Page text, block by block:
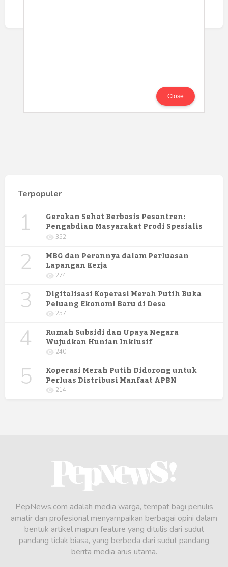
Terpopuler
1 Gerakan Sehat Berbasis Pesantren:
Pengabdian Masyarakat Prodi Spesialis
Keperawatan Medikal Bedah UNIMUS di
Semarang
352
2 MBG dan Perannya dalam Perluasan
Lapangan Kerja
274
3 Digitalisasi Koperasi Merah Putih Buka
Peluang Ekonomi Baru di Desa
257
4 Rumah Subsidi dan Upaya Negara
Wujudkan Hunian Inklusif
240
5 Koperasi Merah Putih Didorong untuk
Perluas Distribusi Manfaat APBN
214
Close
PepNews.com adalah media warga, tempat bagi penulis
amatir dan profesional menyampaikan berbagai opini dalam
bentuk artikel mapun feature yang ditulis dari sudut
pandang tidak biasa, yang berbeda dari sudut pandang
berita media arus utama.